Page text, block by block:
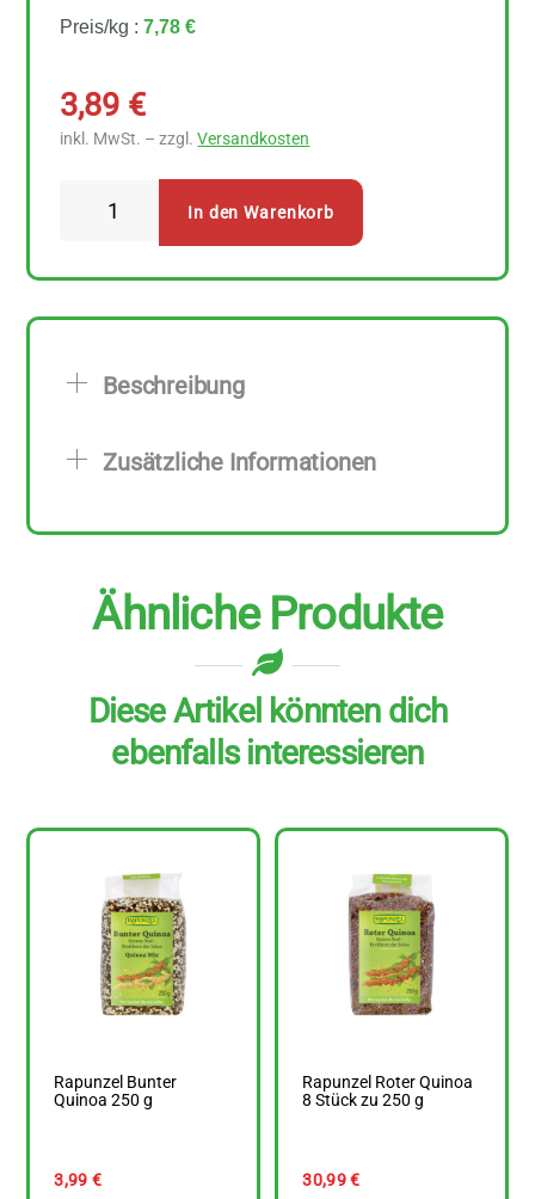
Preis/kg :7,78 €
3,89 €
inkl. MwSt. – zzgl.Versandkosten
Menge
In den Warenkorb
Beschreibung
Zusätzliche Informationen
Ähnliche Produkte
Diese Artikel könnten dich
ebenfalls interessieren
Rapunzel Bunter
Quinoa 250 g
3,99 €
Rapunzel Roter Quinoa
8 Stück zu 250 g
30,99€